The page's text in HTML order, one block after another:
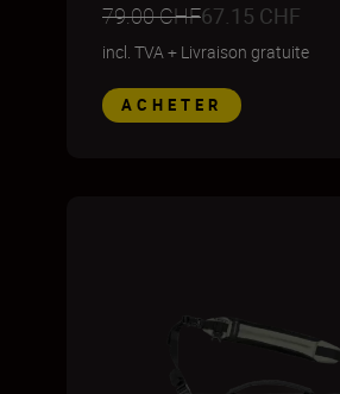
79.00 CHF67.15 CHF
incl. TVA+ Livraison gratuite
ACHETER